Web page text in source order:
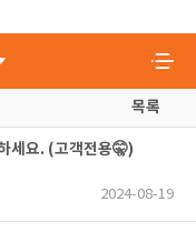
목록
세요. (고객전용🤫)
2024-08-19